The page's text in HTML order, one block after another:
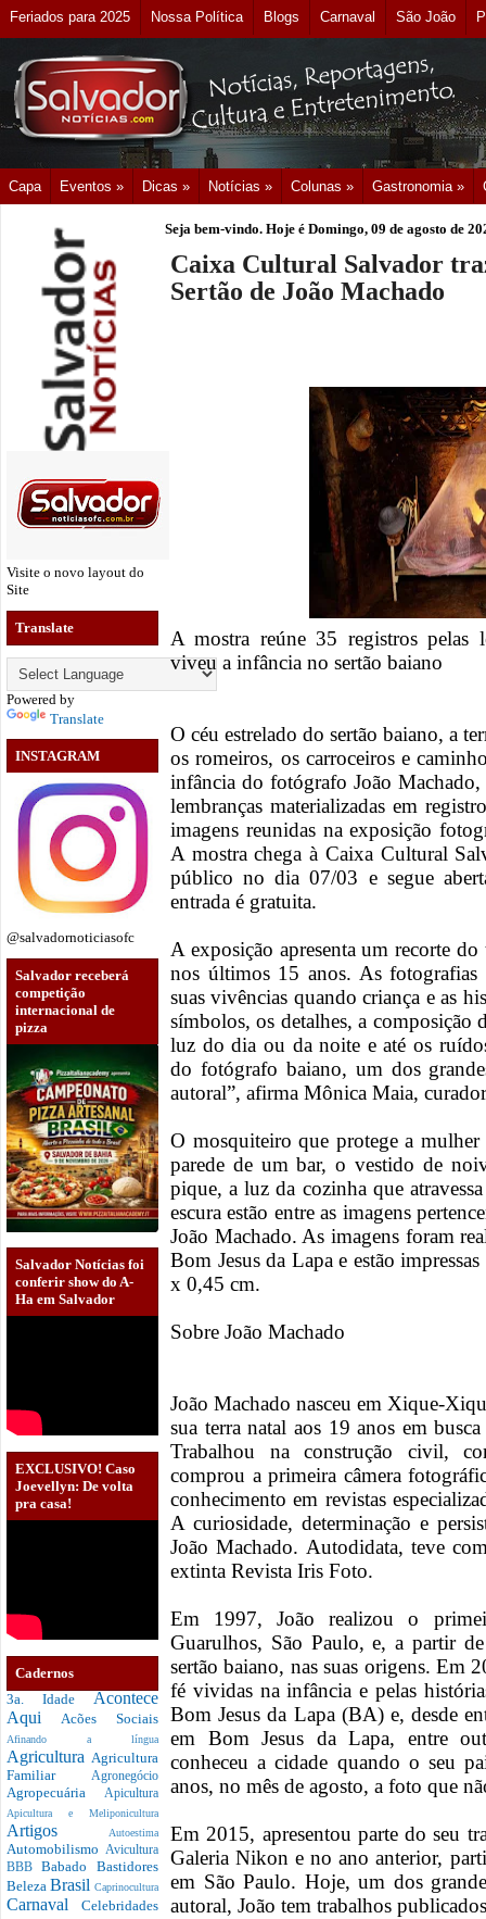
Feriados para 2025 Nossa Política Blogs Carnaval São João
Capa Eventos » Dicas » Notícias » Colunas » Gastronomia »
Visite o novo layout do
Site
Translate
Powered by
Translate
INSTAGRAM
@salvadornoticiasofc
Salvador receberá
competição
internacional de
pizza
Salvador Notícias foi
conferir show do A-
Ha em Salvador
EXCLUSIVO! Caso
Joevellyn: De volta
pra casa!
Cadernos
3a. Idade Acontece
Aqui Acões Sociais
Afinando a língua
Agricultura Agricultura
Familiar Agronegócio
Agropecuária Apicultura
Apicultura e Meliponicultura
Artigos Autoestima
Automobilismo Avicultura
BBBBabado Bastidores
Beleza Brasil Caprinocultura
Carnaval Celebridades
Seja bem-vindo. Hoje é Domingo, 09 de agosto de
Caixa Cultural Salvador
Sertão de João Machado
A mostra reúne 35 registros pelas
viveu a infância no sertão baiano
O céu estrelado do sertão baiano, a
os romeiros, os carroceiros e
infância do fotógrafo João
lembranças materializadas em
imagens reunidas na exposição
A mostra chega à Caixa Cultural
público no dia 07/03 e segue
entrada é gratuita.
A exposição apresenta um recorte
nos últimos 15 anos. As fotografias
suas vivências quando criança e as
símbolos, os detalhes, a
luz do dia ou da noite e até os
do fotógrafo baiano, um dos
autoral”, afirma Mônica Maia,
O mosquiteiro que protege a
parede de um bar, o vestido de
pique, a luz da cozinha que
escura estão entre as imagens
João Machado. As imagens foram
Bom Jesus da Lapa e estão
x 0,45 cm.
Sobre João Machado
João Machado nasceu em Xique-­
sua terra natal aos 19 anos em
Trabalhou na construção civil,
comprou a primeira câmera
conhecimento em revistas
A curiosidade, determinação e
João Machado. Autodidata, teve
extinta Revista Iris Foto.
Em 1997, João realizou o
Guarulhos, São Paulo, e, a partir
sertão baiano, nas suas origens. Em
fé vividas na infância e pelas
Bom Jesus da Lapa (BA) e, desde
em Bom Jesus da Lapa, entre
conheceu a cidade quando o seu
anos, no mês de agosto, a foto que
Em 2015, apresentou parte do seu
Galeria Nikon e no ano anterior,
em São Paulo. Hoje, um dos
autoral, João tem trabalhos